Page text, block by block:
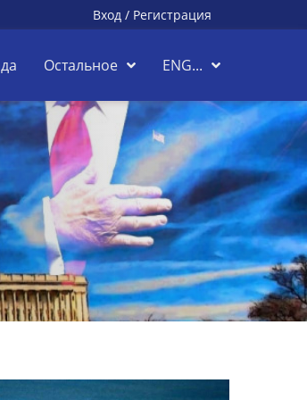
Вход / Регистрация
Остальное ENG...